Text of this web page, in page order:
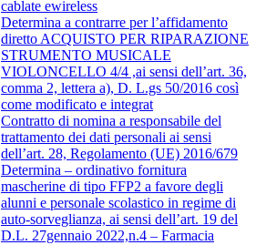
cablate ewireless
Determina a contrarre per l’affidamento
diretto ACQUISTO PER RIPARAZIONE
STRUMENTO MUSICALE
VIOLONCELLO 4/4 ,ai sensi dell’art. 36,
comma 2, lettera a), D. L.gs 50/2016 così
come modificato e integrat
Contratto di nomina a responsabile del
trattamento dei dati personali ai sensi
dell’art. 28, Regolamento (UE) 2016/679
Determina – ordinativo fornitura
mascherine di tipo FFP2 a favore degli
alunni e personale scolastico in regime di
auto-sorveglianza, ai sensi dell’art. 19 del
D.L. 27gennaio 2022,n.4 – Farmacia